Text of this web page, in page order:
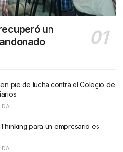
un
pie de lucha contra el Colegio de
para un empresario es